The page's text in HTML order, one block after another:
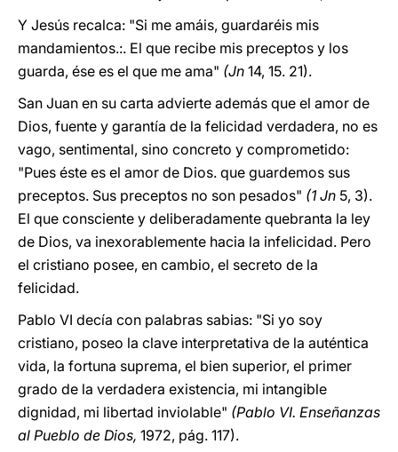
Y Jesús recalca: "Si me amáis, guardaréis mis
mandamientos.:. El que recibe mis preceptos y los
guarda, ése es el que me ama" (Jn 14, 15. 21).
San Juan en su carta advierte además que el amor de
Dios, fuente y garantía de la felicidad verdadera, no es
vago, sentimental, sino concreto y comprometido:
"Pues éste es el amor de Dios. que guardemos sus
preceptos. Sus preceptos no son pesados" (1 Jn 5, 3).
El que consciente y deliberadamente quebranta la ley
de Dios, va inexorablemente hacia la infelicidad. Pero
el cristiano posee, en cambio, el secreto de la
felicidad.
Pablo VI decía con palabras sabias: "Si yo soy
cristiano, poseo la clave interpretativa de la auténtica
vida, la fortuna suprema, el bien superior, el primer
grado de la verdadera existencia, mi intangible
dignidad, mi libertad inviolable" (Pablo VI. Enseñanzas
al Pueblo de Dios, 1972, pág. 117).